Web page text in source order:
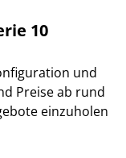
10
und
Preise ab rund
einzuholen